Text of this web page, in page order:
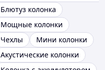
Блютуз колонка
Мощные колонки
Чехлы
Мини колонки
Акустические колонки